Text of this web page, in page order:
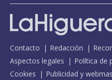
Contacto Redacción
Aspectos legales
Política de
Cookies
Publicidad y